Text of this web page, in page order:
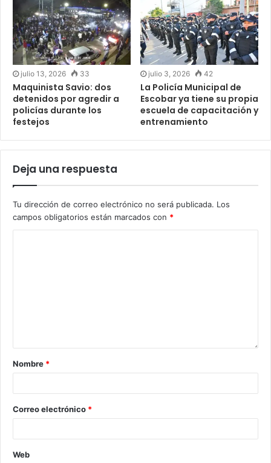
julio 13, 2026 33
Maquinista Savio: dos
detenidos por agredir a
policías durante los
festejos
julio 3, 2026 42
La Policía Municipal de
Escobar ya tiene su propia
escuela de capacitación y
entrenamiento
Deja una respuesta
Tu dirección de correo electrónico no será publicada. Los
campos obligatorios están marcados con *
Nombre *
Correo electrónico *
Web